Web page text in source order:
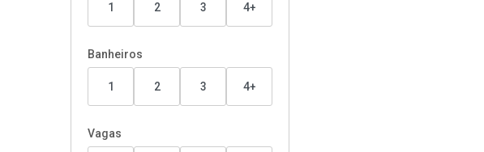
1 2 3 4+
Banheiros
1 2 3 4+
Vagas